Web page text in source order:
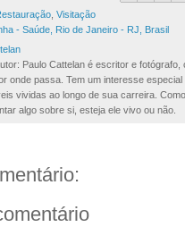
Visitação
- Saúde, Rio de Janeiro - RJ, Brasil
Paulo Cattelan é escritor e
onde passa. Tem um interesse
vividas ao longo de sua carreira.
algo sobre si, esteja ele vivo ou não.